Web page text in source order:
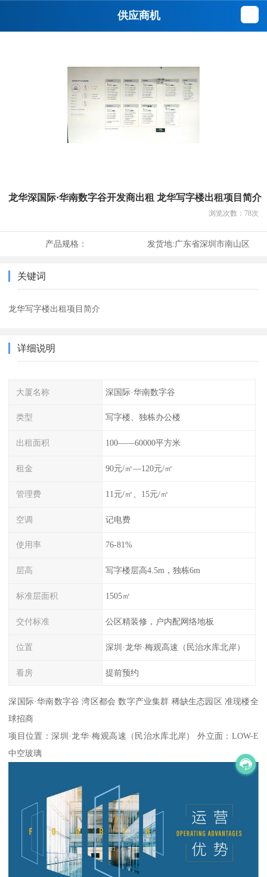
供应商机
龙华深国际·华南数字谷开发商出租 龙华写字楼出租项目简介
浏览次数： 78次
产品规格： 发货地:广东省深圳市南山区
关键词
龙华写字楼出租项目简介
详细说明
大厦名称 深国际·华南数字谷
类型 写字楼、独栋办公楼
出租面积 100——60000平方米
租金 90元/㎡—120元/㎡
管理费 11元/㎡、15元/㎡
空调 记电费
使用率 76-81%
层高 写字楼层高4.5m，独栋6m
标准层面积 1505㎡
交付标准 公区精装修，户内配网络地板
位置 深圳·龙华·梅观高速（民治水库北岸）
看房 提前预约
深国际·华南数字谷 湾区都会 数字产业集群 稀缺生态园区 准现楼全
球招商
项目位置：深圳·龙华·梅观高速（民治水库北岸） 外立面：LOW-E
中空玻璃